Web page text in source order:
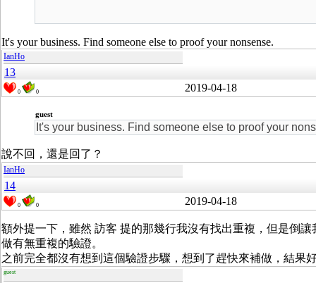
It's your business. Find someone else to proof your nonsense.
IanHo
13
0 0 2019-04-18
guest
It's your business. Find someone else to proof your
說不回，還是回了？
IanHo
14
0 0 2019-04-18
額外提一下，雖然 訪客 提的那幾行我沒有找出重複，但是倒
做有無重複的驗證。
之前完全都沒有想到這個驗證步驟，想到了趕快來補做，結果
guest